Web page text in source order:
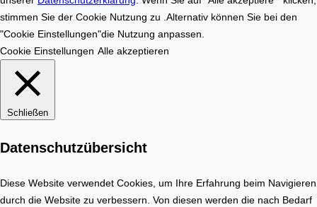
I
m
a
r
t
e
stimmen Sie der Cookie Nutzung zu .Alternativ können Sie bei den
"Cookie Einstellungen"die Nutzung anpassen.
Cookie Einstellungen Alle akzeptieren
Schließen
Datenschutzübersicht
Diese Website verwendet Cookies, um Ihre Erfahrung beim Navigieren
durch die Website zu verbessern. Von diesen werden die nach Bedarf